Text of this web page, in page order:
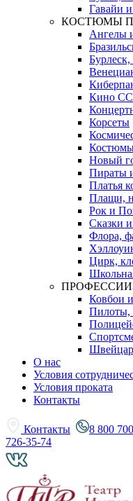
Гавайи
КОСТЮМЫ
Ангелы
Кино
Корсеты
Костюмы
Новый
Пираты
Платья
Плащи,
Рок и
Сказки
Флора,
Цирк,
ПРОФЕССИИ
Ковбои
Пилоты,
О нас
Условия
Условия проката
Контакты
Контакты 8 800
726-35-74